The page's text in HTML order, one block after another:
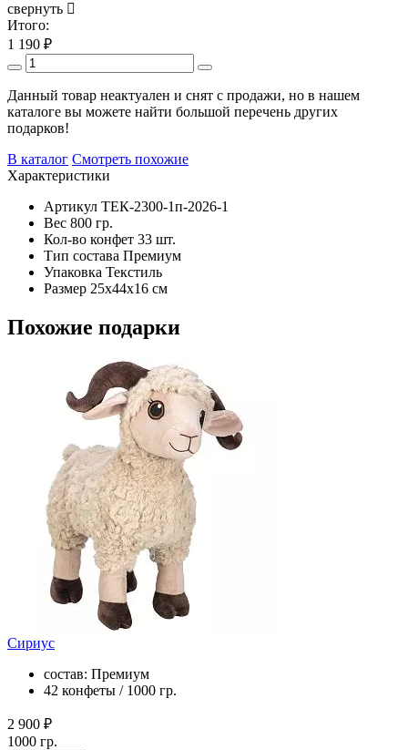
свернуть
Итого:
1 190 ₽
Данный товар неактуален и снят с продажи, но в нашем
каталоге вы можете найти большой перечень других
подарков!
В каталог Смотреть похожие
Характеристики
Артикул ТЕК-2300-1п-2026-1
Вес 800 гр.
Кол-во конфет 33 шт.
Тип состава Премиум
Упаковка Текстиль
Размер 25х44х16 см
Похожие подарки
Сириус
состав: Премиум
42 конфеты / 1000 гр.
2 900 ₽
1000 гр.